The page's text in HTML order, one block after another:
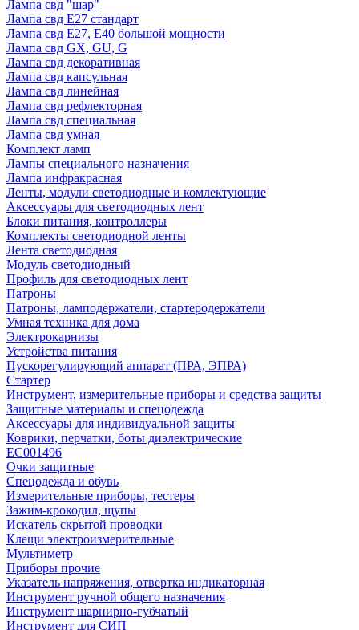
Лампа свд "шар"
Лампа свд E27 стандарт
Лампа свд E27, Е40 большой мощности
Лампа свд GX, GU, G
Лампа свд декоративная
Лампа свд капсульная
Лампа свд линейная
Лампа свд рефлекторная
Лампа свд специальная
Лампа свд умная
Комплект ламп
Лампы специального назначения
Лампа инфракрасная
Ленты, модули светодиодные и комлектующие
Аксессуары для светодиодных лент
Блоки питания, контроллеры
Комплекты светодиодной ленты
Лента светодиодная
Модуль светодиодный
Профиль для светодиодных лент
Патроны
Патроны, ламподержатели, стартеродержатели
Умная техника для дома
Электрокарнизы
Устройства питания
Пускорегулирующий аппарат (ПРА, ЭПРА)
Стартер
Инструмент, измерительные приборы и средства защиты
Защитные материалы и спецодежда
Аксессуары для индивидуальной защиты
Коврики, перчатки, боты диэлектрические
EC001496
Очки защитные
Спецодежда и обувь
Измерительные приборы, тестеры
Зажим-крокодил, щупы
Искатель скрытой проводки
Клещи электроизмерительные
Мультиметр
Приборы прочие
Указатель напряжения, отвертка индикаторная
Инструмент ручной общего назначения
Инструмент шарнирно-губчатый
Инструмент для СИП